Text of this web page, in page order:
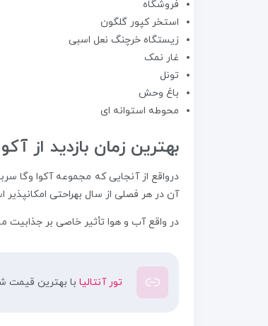
فروشگاه
استخر کپور گلگون
زیستگاه خرچنگ نعل اسبی
غار نمک
تونل
باغ وحش
محوطه استوانه ای
بهترین زمان بازدید از
درواقع از آنجایی که مجموعه آکوا وگا
آن در هر فصلی از سال بهراحتی امکانپذیر
در واقع آب و هوا تأثیر خاصی بر جذابیت
تور آنتالیا با بهترین قیمت